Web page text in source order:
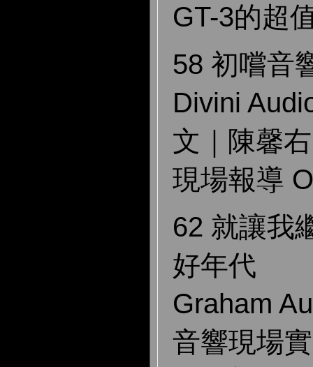
GT-3的超
58 初嚐音
Divini
文｜陳馨右
現場報導
62 就讓我
好年代
Graham
音響現場